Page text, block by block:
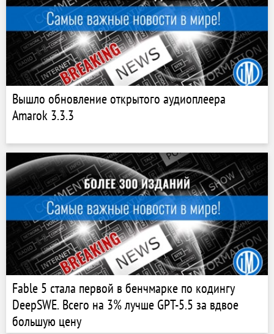
Вышло обновление открытого аудиоплеера
Amarok 3.3.3
Fable 5 стала первой в бенчмарке по кодингу
DeepSWE. Всего на 3% лучше GPT-5.5 за вдвое
большую цену